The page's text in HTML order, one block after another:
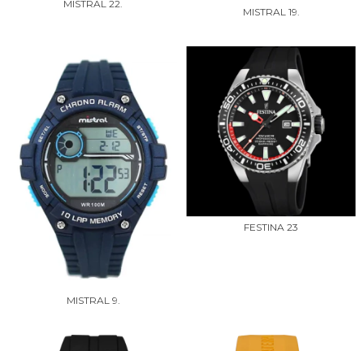
MISTRAL 22.
MISTRAL 19.
MISTRAL 9.
FESTINA 23